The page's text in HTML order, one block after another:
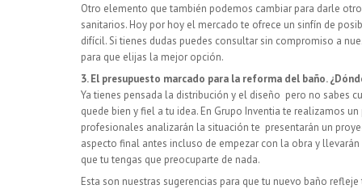
Otro elemento que también podemos cambiar para darle
sanitarios. Hoy por hoy el mercado te ofrece un sinfín de
difícil. Si tienes dudas puedes consultar sin compromiso a
para que elijas la mejor opción.
3. El presupuesto marcado para la reforma del baño.
Ya tienes pensada la distribución y el diseño pero no sabes
quede bien y fiel a tu idea. En Grupo Inventia te realizamos
profesionales analizarán la situación te presentarán un
aspecto final antes incluso de empezar con la obra y
que tu tengas que preocuparte de nada.
Esta son nuestras sugerencias para que tu nuevo baño